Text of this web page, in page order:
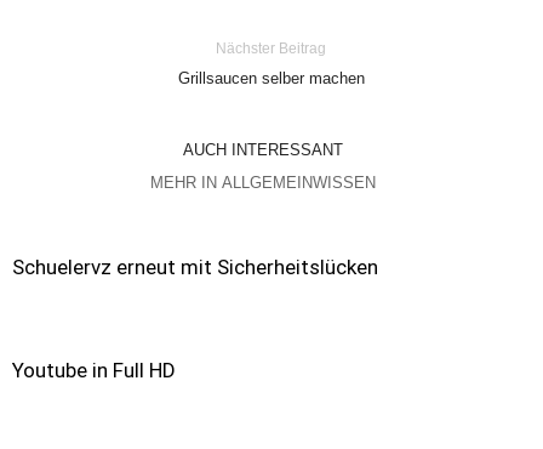
Nächster Beitrag
Grillsaucen selber machen
AUCH INTERESSANT
MEHR IN ALLGEMEINWISSEN
Schuelervz erneut mit Sicherheitslücken
Youtube in Full HD